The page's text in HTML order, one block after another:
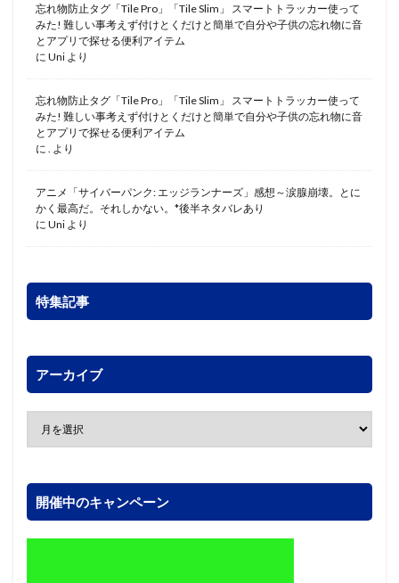
忘れ物防止タグ「Tile Pro」「Tile Slim」 スマートトラッカー使って
みた! 難しい事考えず付けとくだけと簡単で自分や子供の忘れ物に音
とアプリで探せる便利アイテム
に Uni より
忘れ物防止タグ「Tile Pro」「Tile Slim」 スマートトラッカー使って
みた! 難しい事考えず付けとくだけと簡単で自分や子供の忘れ物に音
とアプリで探せる便利アイテム
に
より
アニメ「サイバーパンク: エッジランナーズ」感想～涙腺崩壊。とに
かく最高だ。それしかない。*後半ネタバレあり
に Uni より
特集記事
アーカイブ
開催中のキャンペーン